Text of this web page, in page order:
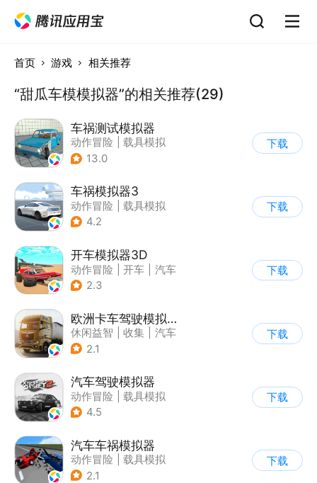
首页 游戏 相关推荐
“甜瓜车模模拟器”的相关推荐(29)
车祸测试模拟器
动作冒险
载具模拟
| 汽车 |
13.0
下载
车祸模拟器3
动作冒险
载具模拟
| 汽车
4.2
下载
开车模拟器3D
动作冒险 开车
汽车
| 卡通
2.3
下载
欧洲卡车驾驶模拟器3
休闲益智 收集
汽车
| 写实
2.1
下载
汽车驾驶模拟器
动作冒险
载具模拟
| 汽车
4.5
下载
汽车车祸模拟器
动作冒险
载具模拟
| 汽车
2.1
下载